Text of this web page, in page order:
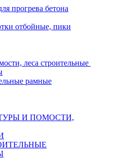
прогрева бетона
отбойные, пики
леса строительные
рамные
И ПОМОСТИ,